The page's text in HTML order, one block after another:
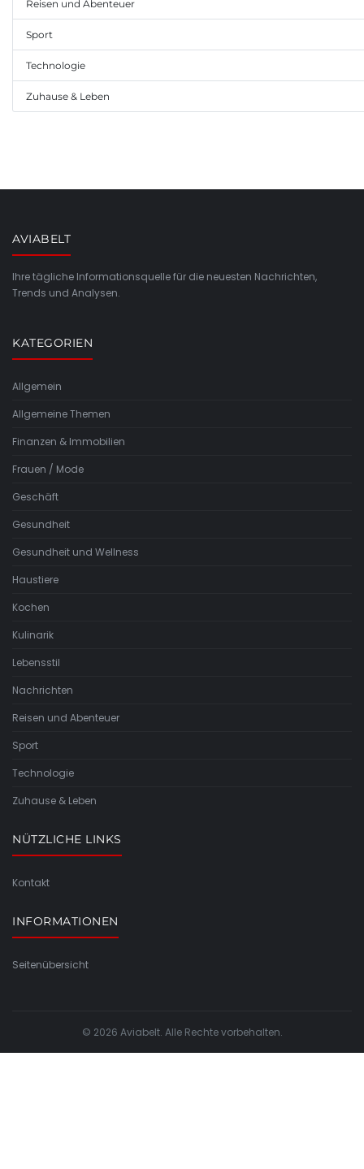
Reisen und Abenteuer
Sport
Technologie
Zuhause & Leben
AVIABELT
Ihre tägliche Informationsquelle für die neuesten Nachrichten,
Trends und Analysen.
KATEGORIEN
Allgemein
Allgemeine Themen
Finanzen & Immobilien
Frauen / Mode
Geschäft
Gesundheit
Gesundheit und Wellness
Haustiere
Kochen
Kulinarik
Lebensstil
Nachrichten
Reisen und Abenteuer
Sport
Technologie
Zuhause & Leben
NÜTZLICHE LINKS
Kontakt
INFORMATIONEN
Seitenübersicht
© 2026 Aviabelt. Alle Rechte vorbehalten.